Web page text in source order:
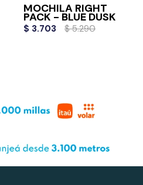
MOCHILA RIGHT
PACK - BLUE DUSK
$ 3.703 $ 5.290